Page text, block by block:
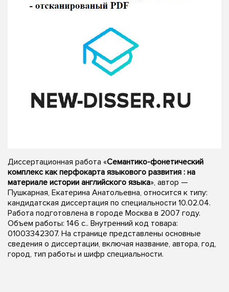
Диссертационная работа «Семантико-фонетический
комплекс как перфокарта языкового развития : на
материале истории английского языка», автор —
Пушкарная, Екатерина Анатольевна, относится к типу:
кандидатская диссертация по специальности 10.02.04.
Работа подготовлена в городе Москва в 2007 году.
Объем работы: 146 с.. Внутренний код товара:
01003342307. На странице представлены основные
сведения о диссертации, включая название, автора, год,
город, тип работы и шифр специальности.